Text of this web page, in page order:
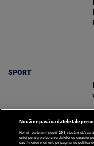
SPORT
Nouă ne pasă ca datele tale
Noi și partenerii noștri 201 stocăm și/sau
unici pentru prelucrarea datelor cu caracter
sau în orice moment, pe pagina cu politica